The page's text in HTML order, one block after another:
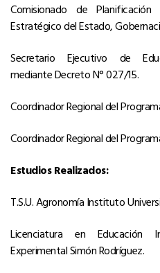
Comisionado de
Estratégico del Estado,
Secretario Ejecutivo de
mediante Decreto N° 027/15.
Coordinador Regional del
Coordinador Regional del
Estudios Realizados:
T.S.U. Agronomía Instituto
Licenciatura en Educación
Experimental Simón Rodríguez.